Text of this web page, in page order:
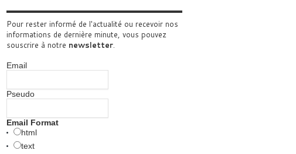
Pour rester informé de l'actualité ou recevoir nos
informations de dernière minute, vous pouvez
souscrire à notre newsletter.
Email
Pseudo
Email Format
html
text